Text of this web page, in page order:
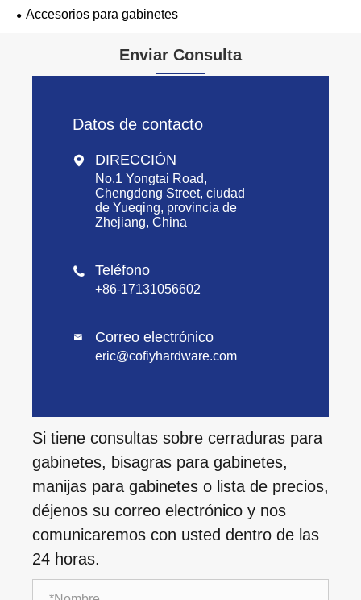
Accesorios para gabinetes
Enviar Consulta
Datos de contacto
 DIRECCIÓN
No.1 Yongtai Road,
Chengdong Street, ciudad
de Yueqing, provincia de
Zhejiang, China
 Teléfono
+86-17131056602
 Correo electrónico
eric@cofiyhardware.com
Si tiene consultas sobre cerraduras para
gabinetes, bisagras para gabinetes,
manijas para gabinetes o lista de precios,
déjenos su correo electrónico y nos
comunicaremos con usted dentro de las
24 horas.